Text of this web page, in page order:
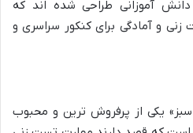
آموزانی طراحی شده اند که
و آمادگی برای کنکور سراسری و
یکی از پرفروش ترین و محبوب